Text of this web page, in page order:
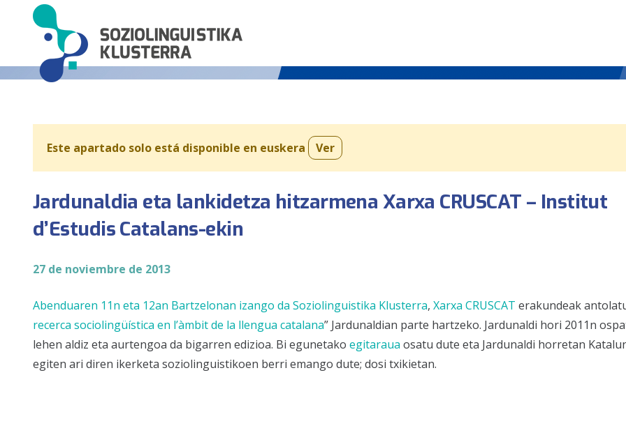
Este apartado solo está disponible en euskera Ver
Jardunaldia eta lankidetza hitzarmena Xarxa CRUSCAT – Institut
d’Estudis Catalans-ekin
27 de noviembre de 2013
Abenduaren 11n eta 12an Bartzelonan izango da Soziolinguistika Klusterra, Xarxa CRUSCAT erakundeak
recerca sociolingüística en l’àmbit de la llengua catalana” Jardunaldian parte hartzeko. Jardunaldi hori 2011n
lehen aldiz eta aurtengoa da bigarren edizioa. Bi egunetako egitaraua osatu dute eta Jardunaldi horretan
egiten ari diren ikerketa soziolinguistikoen berri emango dute; dosi txikietan.